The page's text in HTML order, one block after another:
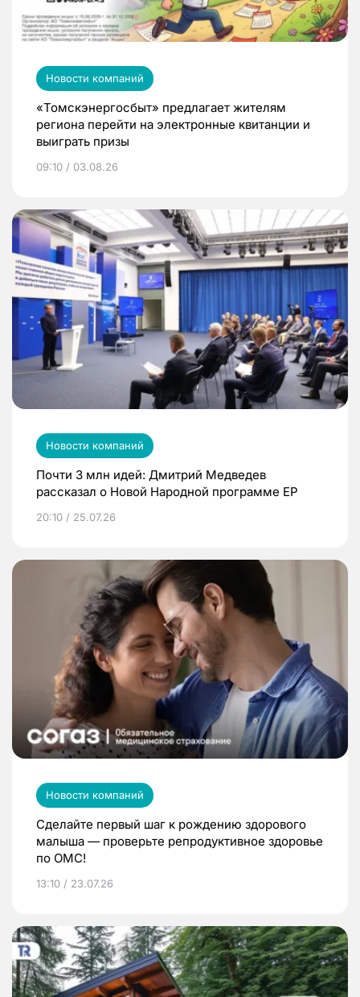
Новости компаний
«Томскэнергосбыт» предлагает жителям
региона перейти на электронные квитанции и
выиграть призы
09:10 / 03.08.26
Новости компаний
Почти 3 млн идей: Дмитрий Медведев
рассказал о Новой Народной программе ЕР
20:10 / 25.07.26
Новости компаний
Сделайте первый шаг к рождению здорового
малыша — проверьте репродуктивное здоровье
по ОМС!
13:10 / 23.07.26